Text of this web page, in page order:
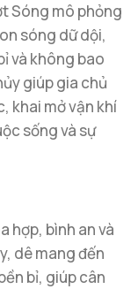
Sóng mô phỏng
sóng dữ dội,
và không bao
giúp gia chủ
khai mở vận khí
sống và sự
hợp, bình an và
dê mang đến
bỉ, giúp cân